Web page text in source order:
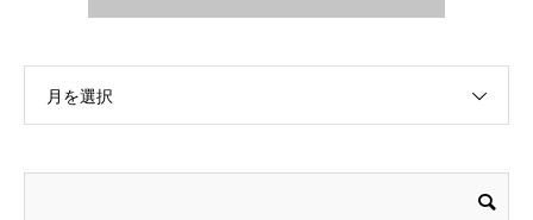
月を選択